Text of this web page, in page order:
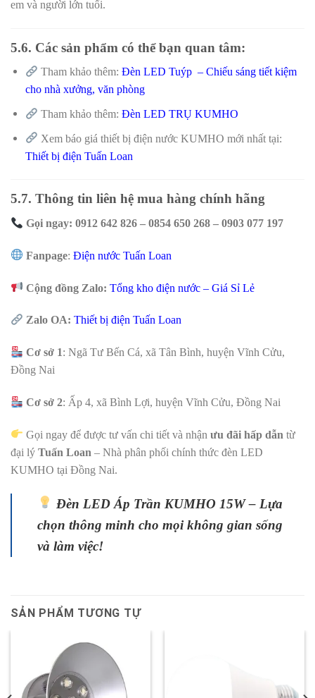
em và người lớn tuổi.
5.6. Các sản phẩm có thể bạn quan tâm:
Tham khảo thêm:Đèn LED Tuýp – Chiếu sáng tiết kiệm
cho nhà xưởng, văn phòng
Tham khảo thêm:Đèn LED TRỤ KUMHO
Xem báo giá thiết bị điện nước KUMHO mới nhất tại:
Thiết bị điện Tuấn Loan
5.7. Thông tin liên hệ mua hàng chính hãng
Gọi ngay: 0912 642 826 – 0854 650 268 – 0903 077 197
Fanpage: Điện nước Tuấn Loan
Cộng đồng Zalo:Tổng kho điện nước – Giá Sỉ Lẻ
Zalo OA:Thiết bị điện Tuấn Loan
Cơ sở 1: Ngã Tư Bến Cá, xã Tân Bình, huyện Vĩnh Cửu,
Đồng Nai
Cơ sở 2: Ấp 4, xã Bình Lợi, huyện Vĩnh Cửu, Đồng Nai
Gọi ngay để được tư vấn chi tiết và nhậnưu đãi hấp dẫn từ
đại lý Tuấn Loan – Nhà phân phối chính thức đèn LED
KUMHO tại Đồng Nai.
Đèn LED Áp Trần KUMHO 15W – Lựa
chọn thông minh cho mọi không gian sống
và làm việc!
SẢN PHẨM TƯƠNG TỰ